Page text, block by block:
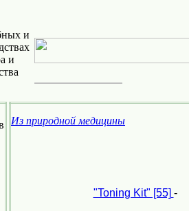
Из природной медицины
"Toning Kit" [55] -